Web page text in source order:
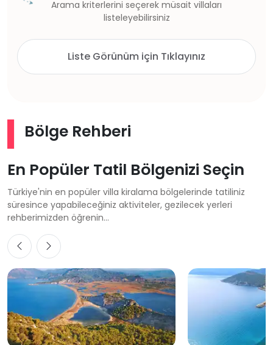
Arama kriterlerini seçerek müsait villaları
listeleyebilirsiniz
Liste Görünüm için Tıklayınız
Bölge Rehberi
En Popüler Tatil Bölgenizi Seçin
Türkiye'nin en popüler villa kiralama bölgelerinde tatiliniz
süresince yapabileceğiniz aktiviteler, gezilecek yerleri
rehberimizden öğrenin...